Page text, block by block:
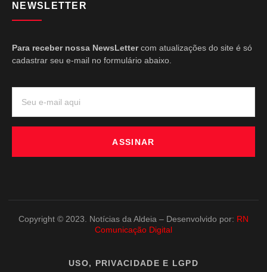
NEWSLETTER
Para receber nossa NewsLettercom atualizações do site é só
cadastrar seu e-mail no formulário abaixo.
ASSINAR
Copyright © 2023. Notícias da Aldeia – Desenvolvido por: RN
Comunicação Digital
USO, PRIVACIDADE E LGPD